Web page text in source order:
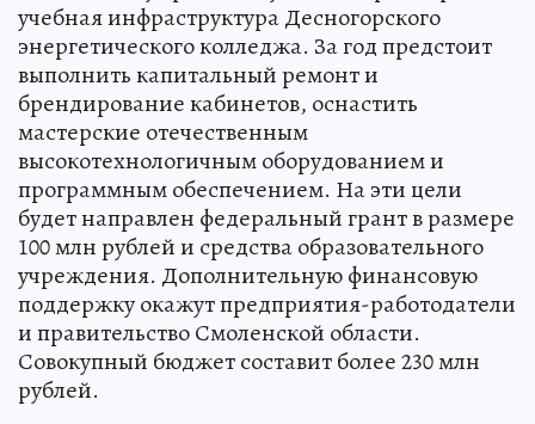
учебная инфраструктура Десногорского
энергетического колледжа. За год предстоит
выполнить капитальный ремонт и
брендирование кабинетов, оснастить
мастерские отечественным
высокотехнологичным оборудованием и
программным обеспечением. На эти цели
будет направлен федеральный грант в размере
100 млн рублей и средства образовательного
учреждения. Дополнительную финансовую
поддержку окажут предприятия-работодатели
и правительство Смоленской области.
Совокупный бюджет составит более 230 млн
рублей.